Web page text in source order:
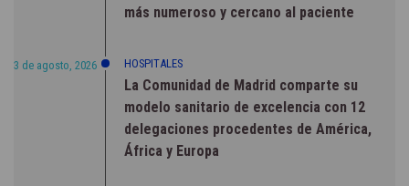
más numeroso y cercano al paciente
3 de agosto, 2026 HOSPITALES
La Comunidad de Madrid comparte su
modelo sanitario de excelencia con 12
delegaciones procedentes de América,
África y Europa